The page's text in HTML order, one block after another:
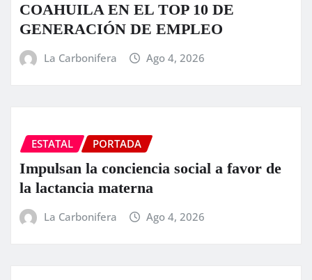
COAHUILA EN EL TOP 10 DE
GENERACIÓN DE EMPLEO
La Carbonifera Ago 4, 2026
ESTATAL PORTADA
Impulsan la conciencia social a favor de
la lactancia materna
La Carbonifera Ago 4, 2026